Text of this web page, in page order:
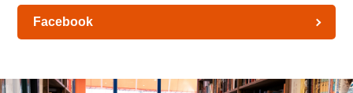
Facebook